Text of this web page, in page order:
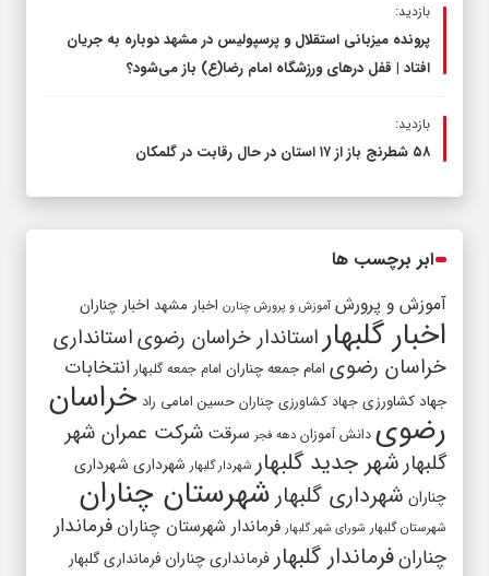
بازدید:
پرونده میزبانی استقلال و پرسپولیس در مشهد دوباره به جریان
افتاد | قفل در‌های ورزشگاه امام رضا(ع) باز می‌شود؟
بازدید:
۵۸ شطرنج‌ باز از ۱۷ استان در حال رقابت در گلمکان
ابر برچسب ها
آموزش و پرورش آموزش و پرورش چنارن اخبار مشهد اخبار چناران
اخبار گلبهار استاندار خراسان رضویاستانداری
خراسان رضوی امام جمعه چناران امام جمعه گلبهار انتخابات
جهاد کشاورزی جهاد کشاورزی چناران حسین امامی راد خراسان
رضوی دانش آموزان دهه فجر سرقت شرکت عمران شهر
گلبهارشهر جدید گلبهار شهردار گلبهار شهرداری شهرداری
چناران شهرداری گلبهار شهرستان چناران
شهرستان گلبهار شورای شهر گلبهار فرماندار شهرستان چناران فرماندار
چنارانفرماندار گلبهار فرمانداری چناران فرمانداری گلبهار